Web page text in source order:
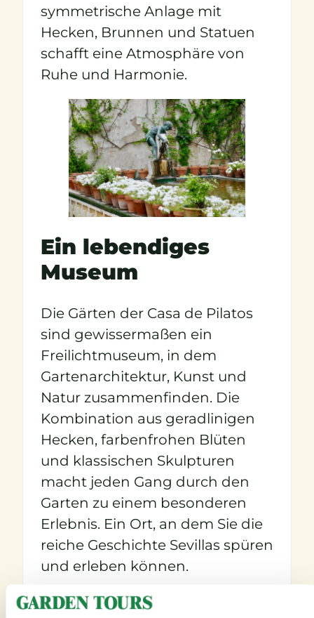
symmetrische Anlage mit
Hecken, Brunnen und Statuen
schafft eine Atmosphäre von
Ruhe und Harmonie.
Ein lebendiges
Museum
Die Gärten der Casa de Pilatos
sind gewissermaßen ein
Freilichtmuseum, in dem
Gartenarchitektur, Kunst und
Natur zusammenfinden. Die
Kombination aus geradlinigen
Hecken, farbenfrohen Blüten
und klassischen Skulpturen
macht jeden Gang durch den
Garten zu einem besonderen
Erlebnis. Ein Ort, an dem Sie die
reiche Geschichte Sevillas spüren
und erleben können.
Besuchen Sie die Casa